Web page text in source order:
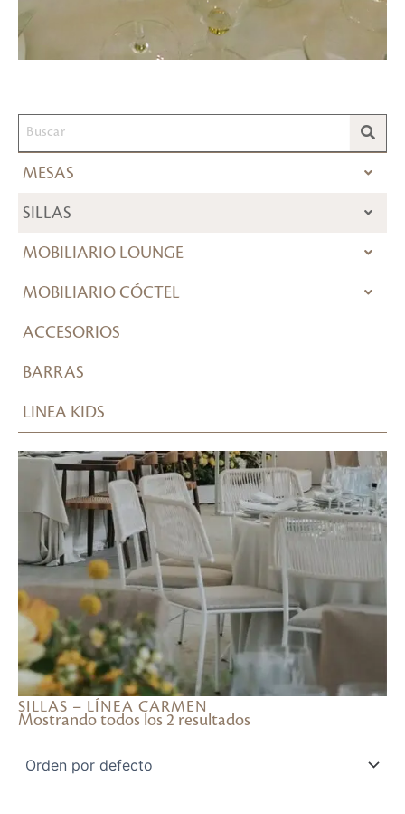
MESAS
SILLAS
MOBILIARIO LOUNGE
MOBILIARIO CÓCTEL
ACCESORIOS
BARRAS
LINEA KIDS
SILLAS – LÍNEA CARMEN
Mostrando todos los 2 resultados